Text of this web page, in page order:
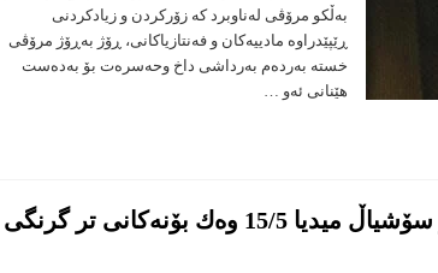
توندوتیژییه‌به‌ڵكو مرۆڤى له‌ناوبرد كه‌ زۆركردن و زیادكردنى
ڕێپێدراوه‌ مادییه‌كان و فه‌نتازیاكانى، ڕۆژ به‌ڕۆژ مرۆڤى
خسته‌ به‌رده‌م به‌رداشى داخ وحه‌سره‌ت بۆ به‌ده‌ست
هێنانى ئه‌و …
ڕۆژە نەناسراوەکەی ناو میدیاو سۆشیاڵ میدیا 15/5 وه‌ك بۆنه‌كانى تر گرنگى